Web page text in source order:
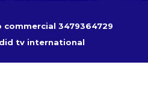
commercial 3479364729
tv international